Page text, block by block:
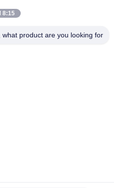
8:15 PM
product are you looking for?